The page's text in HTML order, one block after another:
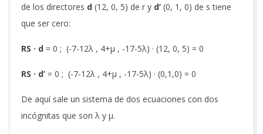
de los directores d (12, 0, 5) de r y d’ (0, 1, 0) de s tiene
que ser cero:
RS · d = 0 ; (-7-12λ , 4+μ , -17-5λ) · (12, 0, 5) = 0
RS · d’ = 0 ; (-7-12λ , 4+μ , -17-5λ) · (0,1,0) = 0
De aquí sale un sistema de dos ecuaciones con dos
incógnitas que son λ y μ.